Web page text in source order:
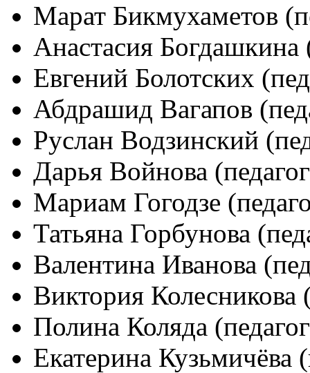
Марат Бикмухаметов
Анастасия
Евгений Болотских
Абдрашид Вагапов
Руслан Водзинский
Дарья Войнова
Мариам Гогодзе
Татьяна Горбунова
Валентина Иванова
Виктория
Полина Коляда
Екатерина